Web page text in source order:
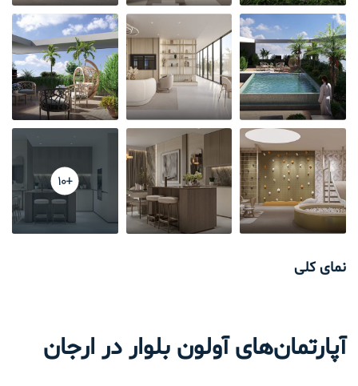
+10
نمای کلی
آپارتمان‌های آولون بلوار در ارجان
ویژه برای فروش
آپارتمان های اسکای بلید Skyblade
برای فروش